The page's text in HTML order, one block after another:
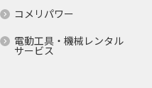
コメリパワー
電動工具・機械レンタル
サービス